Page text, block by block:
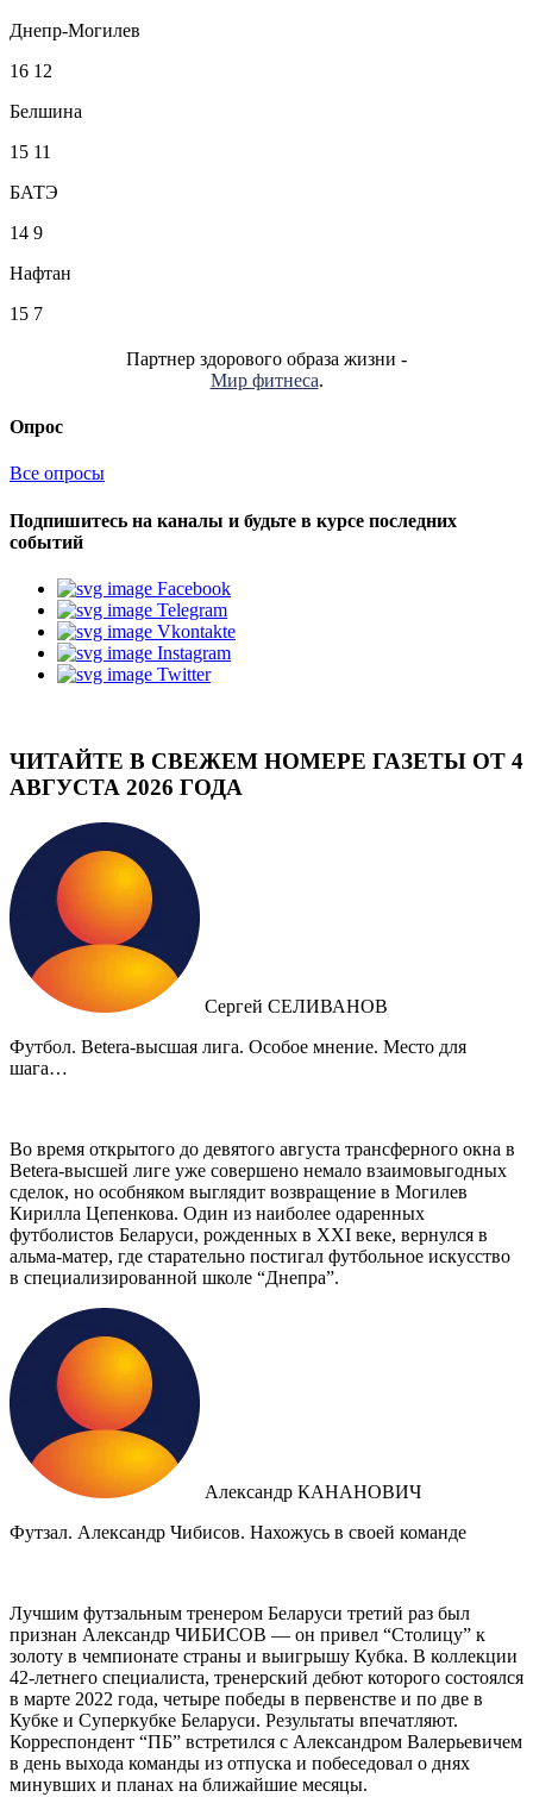
Днепр-Могилев
16 12
Белшина
15 11
БАТЭ
14 9
Нафтан
15 7
Партнер здорового образа жизни -
Мир фитнеса.
Опрос
Все опросы
Подпишитесь на каналы и будьте в курсе последних
событий
Facebook
Telegram
Vkontakte
Instagram
Twitter
ЧИТАЙТЕ В СВЕЖЕМ НОМЕРЕ ГАЗЕТЫ ОТ 4
АВГУСТА 2026 ГОДА
Сергей СЕЛИВАНОВ
Футбол. Betera-высшая лига. Особое мнение. Место для
шага…
Во время открытого до девятого августа трансферного окна в
Betera-высшей лиге уже совершено немало взаимовыгодных
сделок, но особняком выглядит возвращение в Могилев
Кирилла Цепенкова. Один из наиболее одаренных
футболистов Беларуси, рожденных в XXI веке, вернулся в
альма-матер, где старательно постигал футбольное искусство
в специализированной школе “Днепра”.
Александр КАНАНОВИЧ
Футзал. Александр Чибисов. Нахожусь в своей команде
Лучшим футзальным тренером Беларуси третий раз был
признан Александр ЧИБИСОВ — он привел “Столицу” к
золоту в чемпионате страны и выигрышу Кубка. В коллекции
42-летнего специалиста, тренерский дебют которого состоялся
в марте 2022 года, четыре победы в первенстве и по две в
Кубке и Суперкубке Беларуси. Результаты впечатляют.
Корреспондент “ПБ” встретился с Александром Валерьевичем
в день выхода команды из отпуска и побеседовал о днях
минувших и планах на ближайшие месяцы.